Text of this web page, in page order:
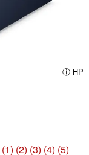
ⓘ HP
(1) (2) (3) (4) (5)